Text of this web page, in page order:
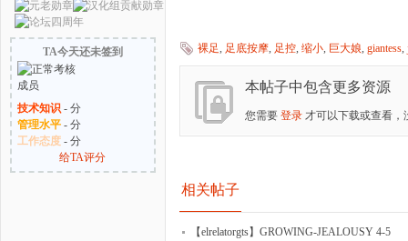
TA今天还未签到
技术知识- 分
管理水平- 分
工作态度- 分
给TA评分
裸足, 足底按摩, 足控, 缩小, 巨大娘, giantess,
本帖子中包含更多资源
您需要 登录 才可以下载或查看，
相关帖子
【elrelatorgts】GROWING-JEALOUSY 4-5